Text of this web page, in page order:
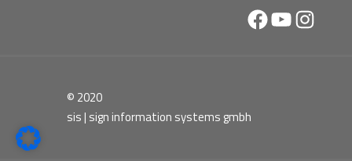
Facebook
YouTube
© 2020
sis | sign information systems gmbh